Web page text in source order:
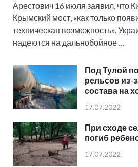
Арестович 16 июля заявил, что
Крымский мост, «как только
техническая возможность».
надеются на дальнобойное …
Под Тулой
рельсов из-
состава на
17.07.2022
При сходе
погиб
17.07.2022